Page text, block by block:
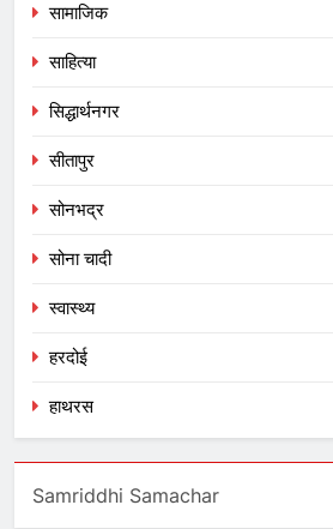
सामाजिक
साहित्या
सिद्धार्थनगर
सीतापुर
सोनभद्र
सोना चादी
स्वास्थ्य
हरदोई
हाथरस
Samriddhi Samachar